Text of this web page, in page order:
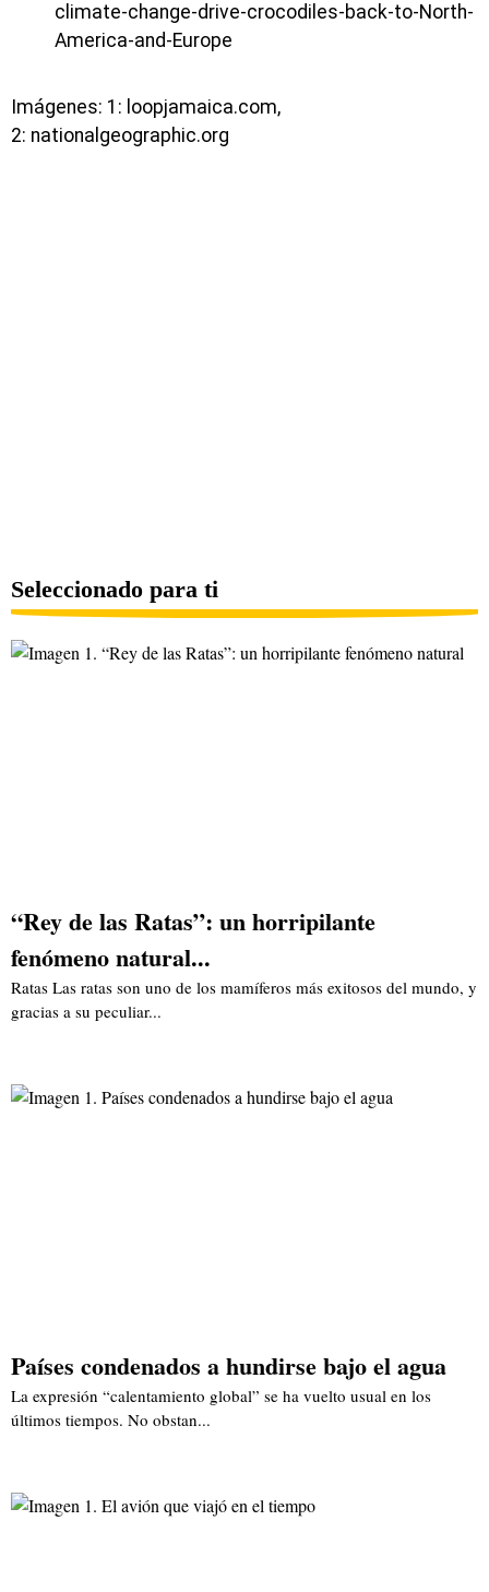
climate-change-drive-crocodiles-back-to-North-
America-and-Europe
Imágenes: 1: loopjamaica.com,
2: nationalgeographic.org
Seleccionado para ti
“Rey de las Ratas”: un horripilante
fenómeno natural...
Ratas Las ratas son uno de los mamíferos más exitosos del mundo, y
gracias a su peculiar...
Países condenados a hundirse bajo el agua
La expresión “calentamiento global” se ha vuelto usual en los
últimos tiempos. No obstan...